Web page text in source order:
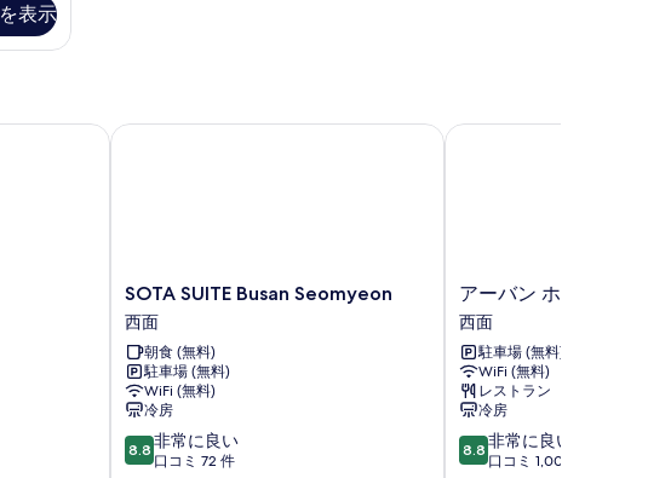
表示
SOTA
SUITE
Busan
Seomyeon
西
面
SOTA SUITE Busan Seomyeon
西面
朝食 (無料)
駐車場 (無料)
WiFi (無料)
冷房
10
段
8.8 非常に良い
口コミ 72 件
SOTA SUITE Busan Seomyeon
ア
ー
バ
ン
ホ
テ
ル
西
面
アーバン ホテル
西面
駐車場 (無料)
WiFi (無料)
レストラン
冷房
10
段
8.8 非常に良い
口コミ 1,007 件
アーバン ホテル